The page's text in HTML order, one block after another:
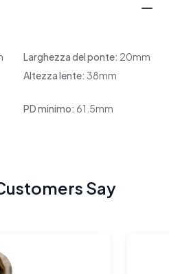
Larghezza del ponte: 20mm
Altezza lente: 38mm
PD minimo: 61.5mm
Say